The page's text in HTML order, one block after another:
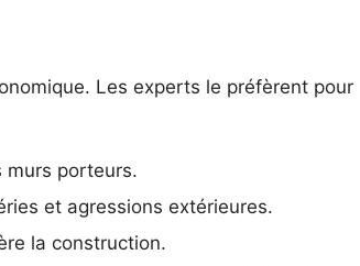
Les experts le préfèrent pour
murs porteurs.
et agressions extérieures.
la construction.